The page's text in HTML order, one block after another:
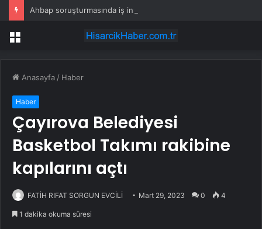
Menü
Anasayfa / Haber
Haber
Çayırova Belediyesi
Basketbol Takımı rakibine
kapılarını açtı
FATİH RIFAT SORGUN EVCİLİ Mart 29, 2023 0 4
1 dakika okuma süresi